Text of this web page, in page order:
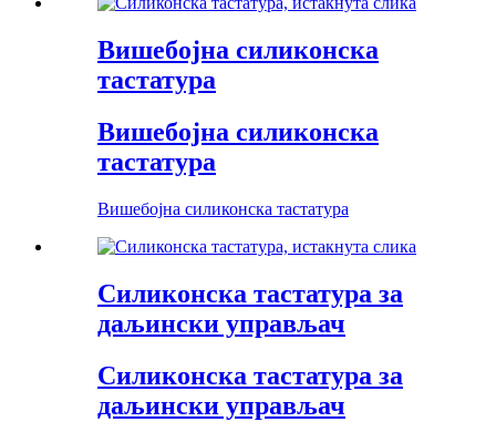
Вишебојна силиконска
тастатура
Вишебојна силиконска
тастатура
Вишебојна силиконска тастатура
Силиконска тастатура за
даљински управљач
Силиконска тастатура за
даљински управљач